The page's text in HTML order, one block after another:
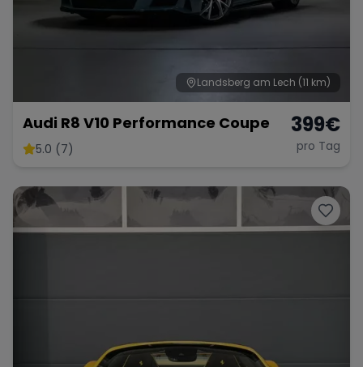
Bentley Rolls Royce Aston Martin
Bugatti Lotus Maserati
Landsberg am Lech (11 km)
Audi R8 V10 Performance Coupe
5.0 (7)
399€
pro Tag